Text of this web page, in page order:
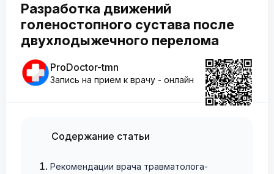
Разработка движений
голеностопного сустава после
двухлодыжечного перелома
ProDoctor-tmn
Запись на прием к врачу - онлайн
Содержание статьи
Рекомендации врача травматолога-